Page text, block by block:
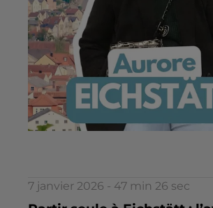
7 janvier 2026 - 47 min 26 sec